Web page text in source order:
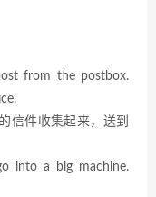
from the postbox.
信件收集起来，送到
into a big machine.